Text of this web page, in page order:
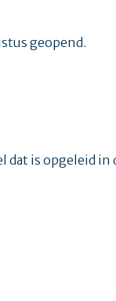
geopend.
is opgeleid in